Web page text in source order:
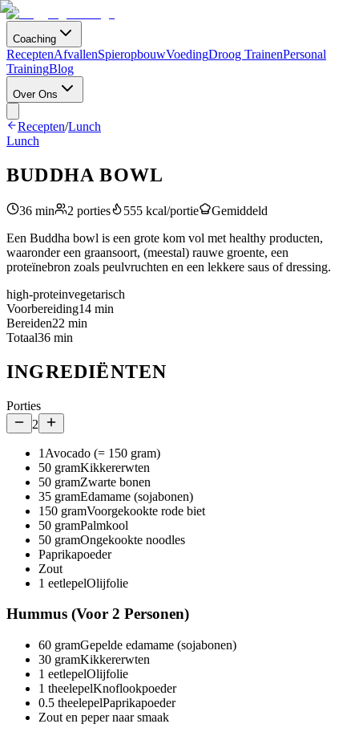
Coaching
ReceptenAfvallenSpieropbouwVoedingDroog TrainenPersonal
TrainingBlog
Over Ons
Recepten/Lunch
Lunch
BUDDHA BOWL
36 min 2 porties 555 kcal/portie
Gemiddeld
Een Buddha bowl is een grote kom vol met healthy producten,
waaronder een graansoort, (meestal) rauwe groente, een
proteïnebron zoals peulvruchten en een lekkere saus of dressing.
high-proteinvegetarisch
Voorbereiding14 min
Bereiden22 min
Totaal36 min
INGREDIËNTEN
Porties
2
1 Avocado (= 150 gram)
50 gramKikkererwten
50 gramZwarte bonen
35 gramEdamame (sojabonen)
150 gramVoorgekookte rode biet
50 gramPalmkool
50 gramOngekookte noodles
Paprikapoeder
Zout
1 eetlepelOlijfolie
Hummus (Voor 2 Personen)
60 gramGepelde edamame (sojabonen)
30 gramKikkererwten
1 eetlepelOlijfolie
1 theelepelKnoflookpoeder
0.5 theelepelPaprikapoeder
Zout en peper naar smaak